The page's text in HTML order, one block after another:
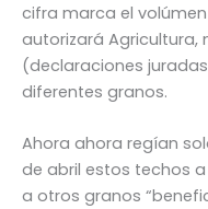
cifra marca el
autorizará Agricultura,
(declaraciones
diferentes granos.
Ahora ahora regían
de abril estos techos
a otros granos